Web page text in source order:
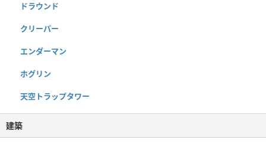
ドラウンド
クリーパー
エンダーマン
ホグリン
天空トラップタワー
建築